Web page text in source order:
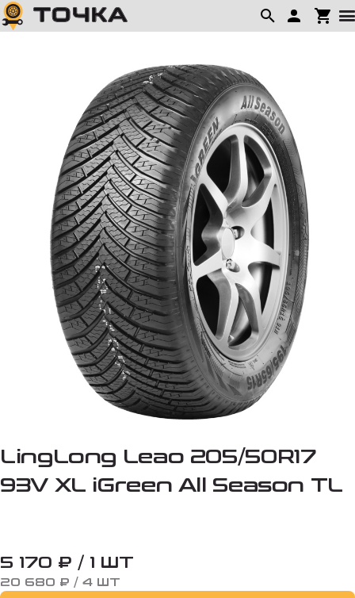
LingLong Leao 205/50R17
93V XL iGreen All Season TL
5 170 ₽ / 1 ШТ
20 680 ₽ / 4 ШТ